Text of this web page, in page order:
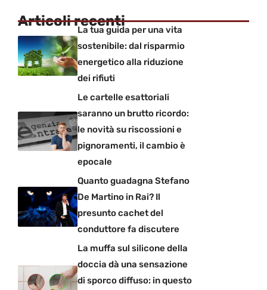
Articoli recenti
La tua guida per una vita
sostenibile: dal risparmio
energetico alla riduzione
dei rifiuti
Le cartelle esattoriali
saranno un brutto ricordo:
le novità su riscossioni e
pignoramenti, il cambio è
epocale
Quanto guadagna Stefano
De Martino in Rai? Il
presunto cachet del
conduttore fa discutere
La muffa sul silicone della
doccia dà una sensazione
di sporco diffuso: in questo